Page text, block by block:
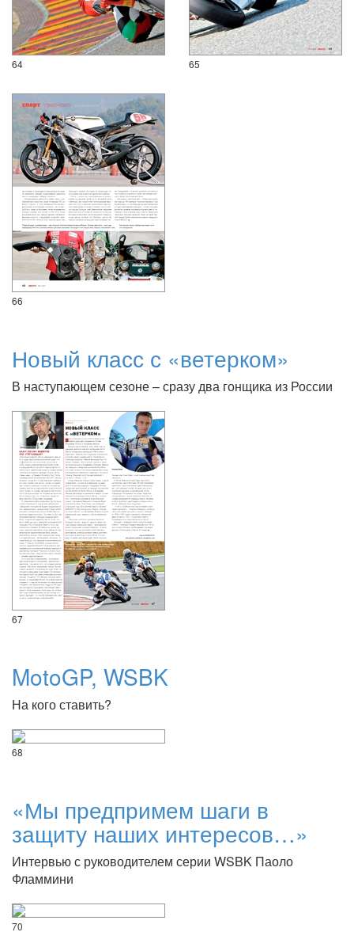
64 65
66
Новый класс с «ветерком»
В наступающем сезоне – сразу два гонщика из России
67
MotoGP, WSBK
На кого ставить?
68
«Мы предпримем шаги в
защиту наших интересов…»
Интервью с руководителем серии WSBK Паоло
Фламмини
70